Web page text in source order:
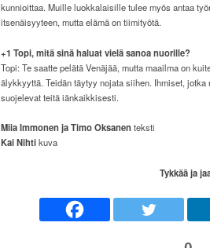
kunnioittaa. Muille luokkalaisille tulee myös antaa
itsenäisyyteen, mutta elämä on tiimityötä.
+1 Topi, mitä sinä haluat vielä sanoa nuorille?
Topi: Te saatte pelätä Venäjää, mutta maailma on
älykkyyttä. Teidän täytyy nojata siihen. Ihmiset,
suojelevat teitä iänkaikkisesti.
Miia Immonen ja Timo Oksanen teksti
Kai Nihtikuva
Tykkää ja